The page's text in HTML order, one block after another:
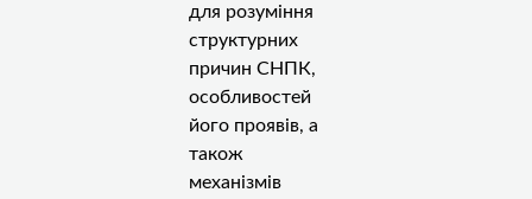
для розуміння
структурних
причин СНПК,
особливостей
його проявів, а
також
механізмів